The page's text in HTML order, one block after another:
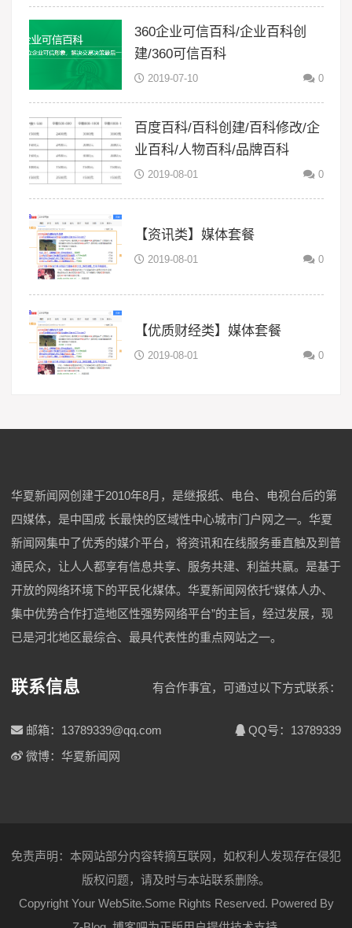
360企业可信百科/企业百科创
建/360可信百科
2019-07-10 0
百度百科/百科创建/百科修改/企
业百科/人物百科/品牌百科
2019-08-01 0
【资讯类】媒体套餐
2019-08-01 0
【优质财经类】媒体套餐
2019-08-01 0
华夏新闻网创建于2010年8月，是继报纸、电台、电视台后的第
四媒体，是中国成 长最快的区域性中心城市门户网之一。华夏
新闻网集中了优秀的媒介平台，将资讯和在线服务垂直触及到普
通民众，让人人都享有信息共享、服务共建、利益共赢。是基于
开放的网络环境下的平民化媒体。华夏新闻网依托“媒体人办、
集中优势合作打造地区性强势网络平台”的主旨，经过发展，现
已是河北地区最综合、最具代表性的重点网站之一。
联系信息 有合作事宜，可通过以下方式联系：
邮箱：13789339@qq.com
QQ号：13789339
微博：华夏新闻网
免责声明：本网站部分内容转摘互联网，如权利人发现存在侵犯
版权问题，请及时与本站联系删除。
Copyright Your WebSite.Some Rights Reserved. Powered By